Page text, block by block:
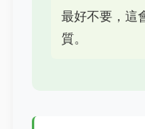
最好不要，這
質。